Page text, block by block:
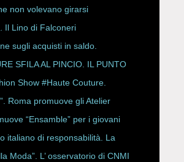
2026
non volevano girarsi
Il Lino di Falconeri
sugli acquisti in saldo.
SFILA AL PINCIO. IL PUNTO
ONORATO E
Show #Haute Couture.
Roma promuove gli Atelier
“Ensamble” per i giovani
italiano di responsabilità. La
Moda”. L’ osservatorio di CNMI